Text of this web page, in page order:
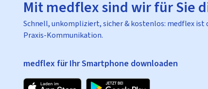
Mit medflex sind wir für Sie
Schnell, unkompliziert, sicher & kostenlos: medflex
Praxis-Kommunikation.
medflex für Ihr Smartphone downloaden